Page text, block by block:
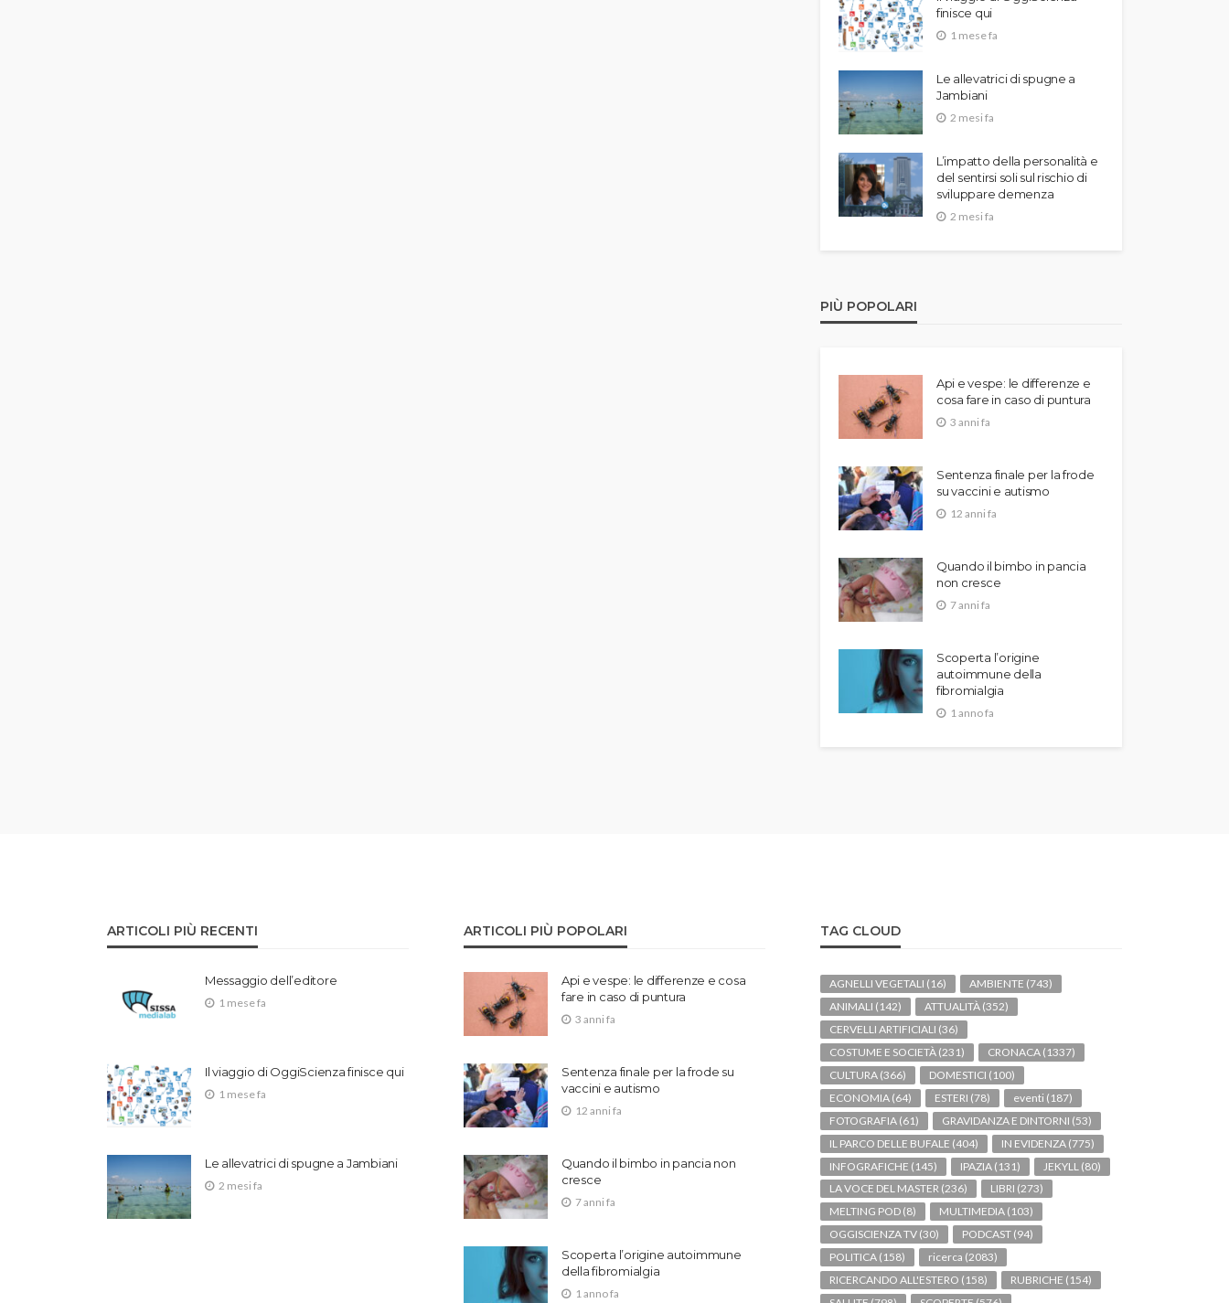
finisce qui
1 mese fa
Le allevatrici di spugne a
Jambiani
2 mesi fa
L’impatto della personalità e
del sentirsi soli sul rischio di
sviluppare demenza
2 mesi fa
PIÙ POPOLARI
Api e vespe: le differenze e
cosa fare in caso di puntura
3 anni fa
Sentenza finale per la frode
su vaccini e autismo
12 anni fa
Quando il bimbo in pancia
non cresce
7 anni fa
Scoperta l’origine
autoimmune della
fibromialgia
1 anno fa
ARTICOLI PIÙ RECENTI
Messaggio dell’editore
1 mese fa
Il viaggio di OggiScienza finisce qui
1 mese fa
Le allevatrici di spugne a Jambiani
2 mesi fa
ARTICOLI PIÙ POPOLARI
Api e vespe: le differenze e cosa
fare in caso di puntura
3 anni fa
Sentenza finale per la frode su
vaccini e autismo
12 anni fa
Quando il bimbo in pancia non
cresce
7 anni fa
Scoperta l’origine autoimmune
della fibromialgia
1 anno fa
TAG CLOUD
AGNELLI VEGETALI (16) AMBIENTE (743)
ANIMALI (142) ATTUALITÀ (352)
CERVELLI ARTIFICIALI (36)
COSTUME E SOCIETÀ (231) CRONACA (1337)
CULTURA (366) DOMESTICI (100)
ECONOMIA (64) ESTERI (78) eventi (187)
FOTOGRAFIA (61) GRAVIDANZA E DINTORNI (53)
IL PARCO DELLE BUFALE (404) IN EVIDENZA (775)
INFOGRAFICHE (145) IPAZIA (131) JEKYLL (80)
LA VOCE DEL MASTER (236) LIBRI (273)
MELTING POD (8) MULTIMEDIA (103)
OGGISCIENZA TV (30) PODCAST (94)
POLITICA (158) ricerca (2083)
RICERCANDO ALL'ESTERO (158) RUBRICHE (154)